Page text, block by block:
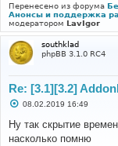
Перенесено из форума
Анонсы и поддержка
модератором LavIgor
southklad
phpBB 3.1.0 RC4
Re: [3.1][3.2]
С
о
щ
08.02.2019 16:49
Ну так скрытие
насколько помню